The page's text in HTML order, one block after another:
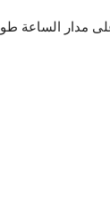
مدار الساعة